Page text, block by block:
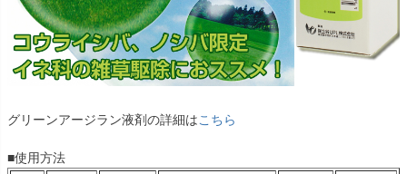
グリーンアージラン液剤の詳細はこちら
■使用方法